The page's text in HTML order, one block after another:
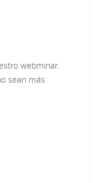
webminar.
sean más